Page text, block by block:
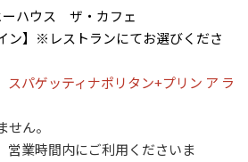
ーハウス ザ・カフェ
ン】※レストランにてお選びくださ
パゲッティナポリタン+プリン ア ラ
ん。
業時間内にご利用くださいま